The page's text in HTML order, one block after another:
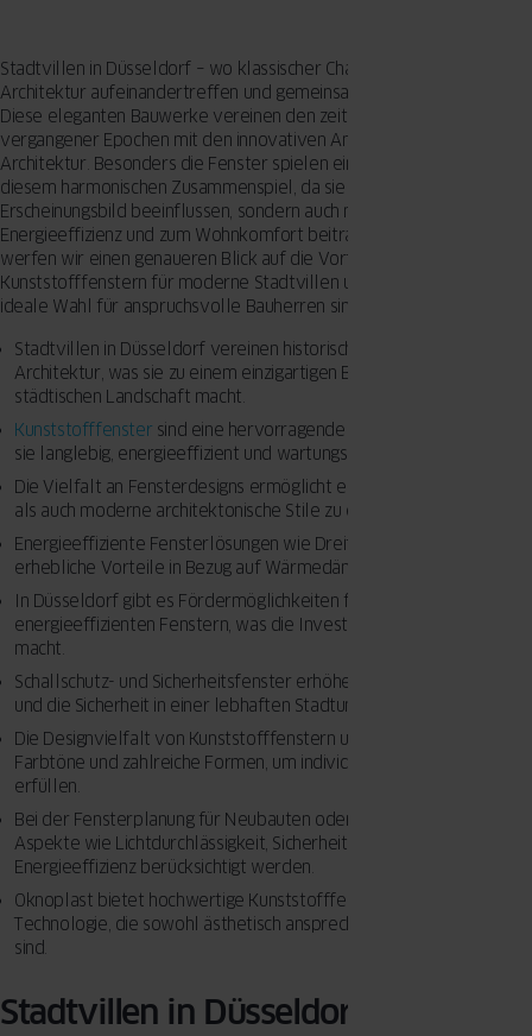
Stadtvillen in Düsseldorf – wo klassischer Charme und moderne
Architektur aufeinandertreffen und gemeinsam das Stadtbild prägen.
Diese eleganten Bauwerke vereinen den zeitlosen Charme
vergangener Epochen mit den innovativen Ansätzen der heutigen
Architektur. Besonders die Fenster spielen eine zentrale Rolle in
diesem harmonischen Zusammenspiel, da sie nicht nur das äußere
Erscheinungsbild beeinflussen, sondern auch maßgeblich zur
Energieeffizienz und zum Wohnkomfort beitragen. In diesem Artikel
werfen wir einen genaueren Blick auf die Vorteile von
Kunststofffenstern für moderne Stadtvillen und warum sie die
ideale Wahl für anspruchsvolle Bauherren sind.
Stadtvillen in Düsseldorf vereinen historische und moderne
Architektur, was sie zu einem einzigartigen Bestandteil der
städtischen Landschaft macht.
Kunststofffenster sind eine hervorragende Wahl für Stadtvillen, da
sie langlebig, energieeffizient und wartungsarm sind.
Die Vielfalt an Fensterdesigns ermöglicht es, sowohl traditionelle
als auch moderne architektonische Stile zu ergänzen.
Energieeffiziente Fensterlösungen wie Dreifachverglasung bieten
erhebliche Vorteile in Bezug auf Wärmedämmung und Schallschutz.
In Düsseldorf gibt es Fördermöglichkeiten für die Installation von
energieeffizienten Fenstern, was die Investition noch attraktiver
macht.
Schallschutz- und Sicherheitsfenster erhöhen den Wohnkomfort
und die Sicherheit in einer lebhaften Stadtumgebung.
Die Designvielfalt von Kunststofffenstern umfasst über 200 RAL-
Farbtöne und zahlreiche Formen, um individuelle Ansprüche zu
erfüllen.
Bei der Fensterplanung für Neubauten oder Renovierungen sollten
Aspekte wie Lichtdurchlässigkeit, Sicherheitsbeschläge und
Energieeffizienz berücksichtigt werden.
Oknoplast bietet hochwertige Kunststofffenster mit modernster
Technologie, die sowohl ästhetisch ansprechend als auch funktional
sind.
Stadtvillen in Düsseldorf: Ein Mix